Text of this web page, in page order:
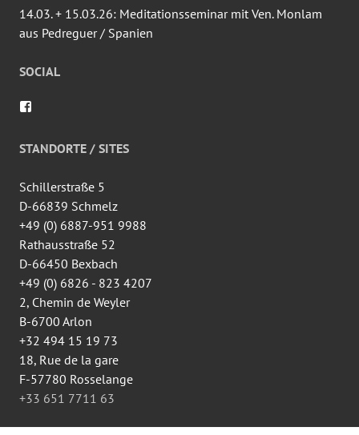
14.03. + 15.03.26: Meditationsseminar mit Ven. Monlam
aus Pedreguer / Spanien
SOCIAL
auf
Facebook
STANDORTE / SITES
Schillerstraße 5
D-66839 Schmelz
+49 (0) 6887-951 9988
Rathausstraße 52
D-66450 Bexbach
+49 (0) 6826 - 823 4207
2, Chemin de Weyler
B-6700 Arlon
+32 494 15 19 73
18, Rue de la gare
F-57780 Rosselange
+33 651 7711 63